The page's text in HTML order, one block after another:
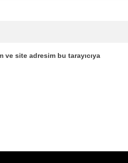
ve site adresim bu tarayıcıya